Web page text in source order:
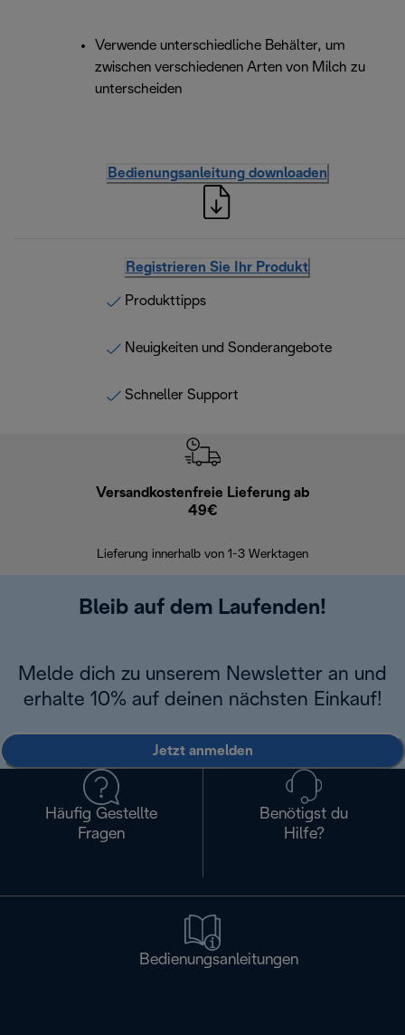
Verwende unterschiedliche Behälter, um
zwischen verschiedenen Arten von Milch zu
unterscheiden
Bedienungsanleitung downloaden
Registrieren Sie Ihr Produkt
Produkttipps
Neuigkeiten und Sonderangebote
Schneller Support
Versandkostenfreie Lieferung ab
49€
Lieferung innerhalb von 1-3 Werktagen
Bleib auf dem Laufenden!
Melde dich zu unserem Newsletter an und
erhalte 10% auf deinen nächsten Einkauf!
Jetzt anmelden
Häufig Gestellte
Fragen
Benötigst du
Hilfe?
Bedienungsanleitungen